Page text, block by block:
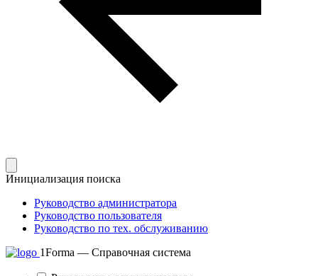
Инициализация поиска
Руководство администратора
Руководство пользователя
Руководство по тех. обслуживанию
1Forma — Справочная система